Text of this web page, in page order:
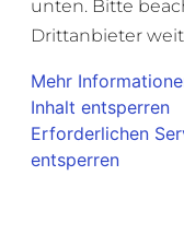
unten. Bitte
Drittanbieter
Mehr
Inhalt entsperren
Erforderlichen
entsperren